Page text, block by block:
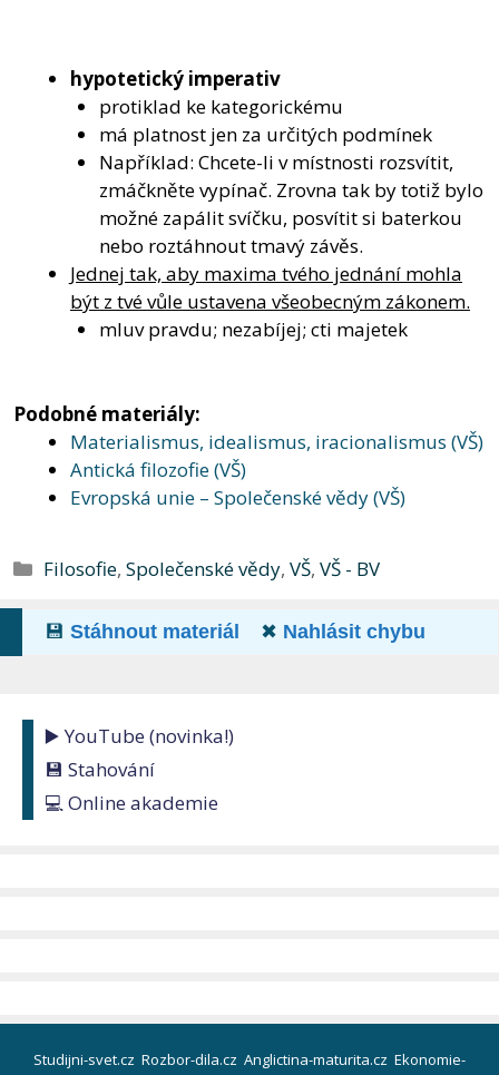
hypotetický imperativ
protiklad ke kategorickému
má platnost jen za určitých podmínek
Například: Chcete-li v místnosti rozsvítit,
zmáčkněte vypínač. Zrovna tak by totiž bylo
možné zapálit svíčku, posvítit si baterkou
nebo roztáhnout tmavý závěs.
Jednej tak, aby maxima tvého jednání mohla
být z tvé vůle ustavena všeobecným zákonem.
mluv pravdu; nezabíjej; cti majetek
Podobné materiály:
Materialismus, idealismus, iracionalismus (VŠ)
Antická filozofie (VŠ)
Evropská unie – Společenské vědy (VŠ)
Rubriky
Filosofie,Společenské vědy,VŠ,VŠ - BV
💾 Stáhnout materiál ✖ Nahlásit chybu
▶️ YouTube (novinka!)
💾 Stahování
💻 Online akademie
Studijni-svet.cz Rozbor-dila.cz Anglictina-maturita.cz Ekonomie-